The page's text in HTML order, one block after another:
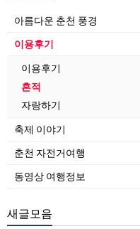
아름다운 춘천 풍경
이용후기
이용후기
흔적
자랑하기
축제 이야기
춘천 자전거여행
동영상 여행정보
새글모음